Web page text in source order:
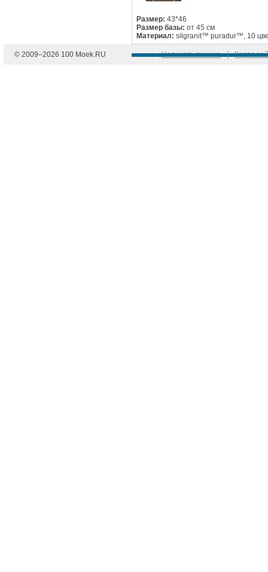
Размер: 43*46
Размер базы: от 45 см
Материал: silgranit™ puradur™, 10
© 2009–2026 100 Moek.RU Написать письмо | Карта